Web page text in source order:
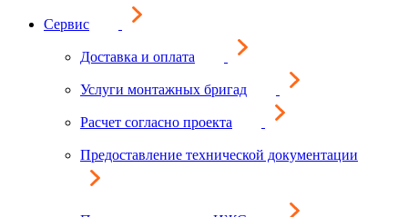
Сервис
Доставка и оплата
Услуги монтажных бригад
Расчет согласно проекта
Предоставление технической документации